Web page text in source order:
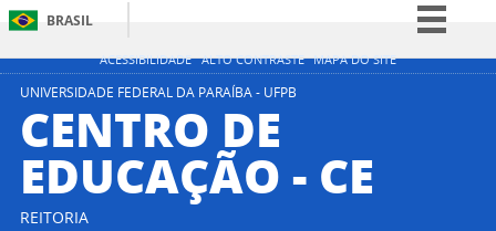
ACESSIBILIDADE ALTO CONTRASTE MAPA DO SITE
BRASIL
Simplifique!
Acesso à informação
Legislação
UNIVERSIDADE FEDERAL DA PARAÍBA - UFPB
CENTRO DE
EDUCAÇÃO - CE
REITORIA